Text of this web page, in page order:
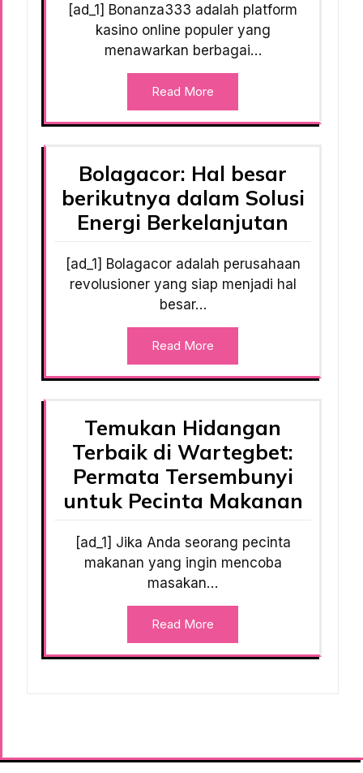
[ad_1] Bonanza333 adalah platform
kasino online populer yang
menawarkan berbagai…
Read More
Bolagacor: Hal besar
berikutnya dalam Solusi
Energi Berkelanjutan
[ad_1] Bolagacor adalah perusahaan
revolusioner yang siap menjadi hal
besar…
Read More
Temukan Hidangan
Terbaik di Wartegbet:
Permata Tersembunyi
untuk Pecinta Makanan
[ad_1] Jika Anda seorang pecinta
makanan yang ingin mencoba
masakan…
Read More